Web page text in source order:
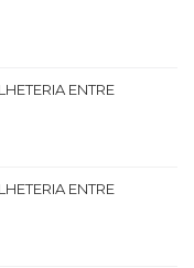
ENTRE
ENTRE